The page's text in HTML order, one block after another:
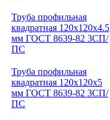
Труба профильная
квадратная 120x120x4.5
мм ГОСТ 8639-82 3СП/
ПС
Труба профильная
квадратная 120x120x5
мм ГОСТ 8639-82 3СП/
ПС